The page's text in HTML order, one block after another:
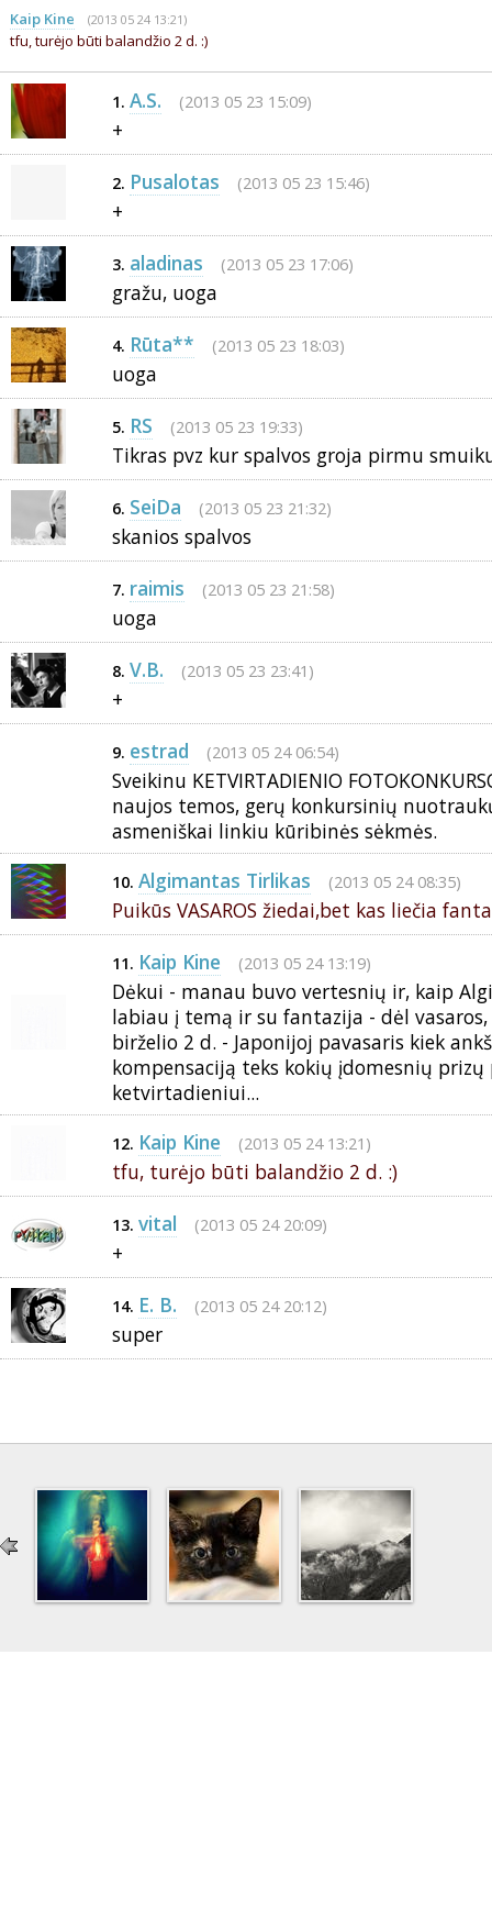
Kaip Kine (2013 05 24 13:21)
tfu, turėjo būti balandžio 2 d. :)
1. A.S. (2013 05 23 15:09)
+
2. Pusalotas (2013 05 23 15:46)
+
3. aladinas (2013 05 23 17:06)
gražu, uoga
4. Rūta** (2013 05 23 18:03)
uoga
5. RS (2013 05 23 19:33)
Tikras pvz kur spalvos groja pirmu
6. SeiDa (2013 05 23 21:32)
skanios spalvos
7. raimis (2013 05 23 21:58)
uoga
8. V.B. (2013 05 23 23:41)
+
9. estrad (2013 05 24 06:54)
Sveikinu KETVIRTADIENIO
naujos temos, gerų konkursinių
asmeniškai linkiu kūribinės sėkmės.
10. Algimantas Tirlikas (2013 05 24 08:35)
Puikūs VASAROS žiedai,bet kas liečia
11. Kaip Kine (2013 05 24 13:19)
Dėkui - manau buvo vertesnių ir, kaip
labiau į temą ir su fantazija - dėl
birželio 2 d. - Japonijoj pavasaris kiek
kompensaciją teks kokių įdomesnių
ketvirtadieniui...
12. Kaip Kine (2013 05 24 13:21)
tfu, turėjo būti balandžio 2 d. :)
13. vital (2013 05 24 20:09)
+
14. E. B. (2013 05 24 20:12)
super